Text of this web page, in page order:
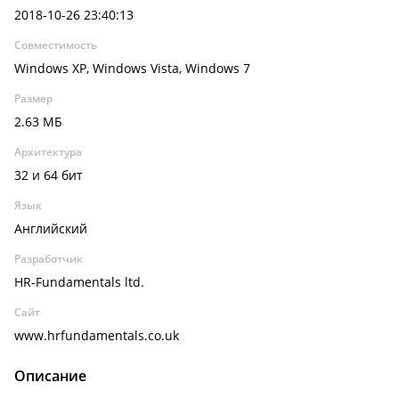
2018-10-26 23:40:13
Совместимость
Windows XP, Windows Vista, Windows 7
Размер
2.63 МБ
Архитектура
32 и 64 бит
Язык
Английский
Разработчик
HR-Fundamentals ltd.
Сайт
www.hrfundamentals.co.uk
Описание